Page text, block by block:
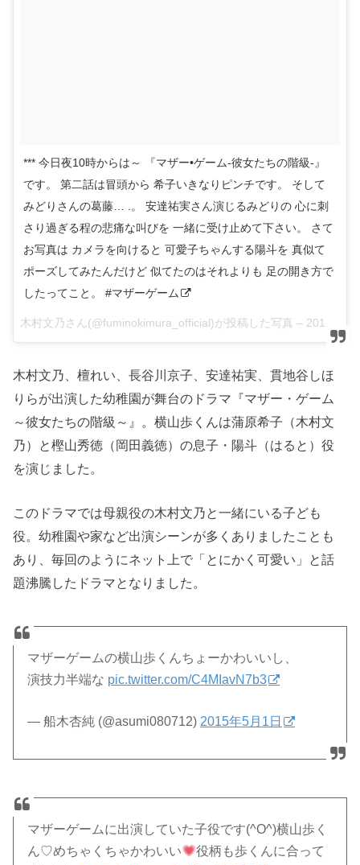
*** 今日夜10時からは～ 『マザー•ゲーム-彼女たちの階級-』
です。 第二話は冒頭から 希子いきなりピンチです。 そして
みどりさんの葛藤… .。 安達祐実さん演じるみどりの 心に刺
さり過ぎる程の悲痛な叫びを 一緒に受け止めて下さい。 さて
お写真は カメラを向けると 可愛子ちゃんする陽斗を 真似て
ポーズしてみたんだけど 似てたのはそれよりも 足の開き方で
したってこと。 #マザーゲーム
木村文乃さん(@fuminokimura_official)が投稿した写真 – 2015 4月 20 10:13午後 PDT
木村文乃、檀れい、長谷川京子、安達祐実、貫地谷しほ
りらが出演した幼稚園が舞台のドラマ『マザー・ゲーム
～彼女たちの階級～』。横山歩くんは蒲原希子（木村文
乃）と樫山秀徳（岡田義徳）の息子・陽斗（はると）役
を演じました。
このドラマでは母親役の木村文乃と一緒にいる子ども
役。幼稚園や家など出演シーンが多くありましたことも
あり、毎回のようにネット上で「とにかく可愛い」と話
題沸騰したドラマとなりました。
マザーゲームの横山歩くんちょーかわいいし、
演技力半端な pic.twitter.com/C4MIavN7b3
— 船木杏純 (@asumi080712) 2015年5月1日
マザーゲームに出演していた子役です(^O^)横山歩く
ん♡めちゃくちゃかわいい
役柄も歩くんに合って